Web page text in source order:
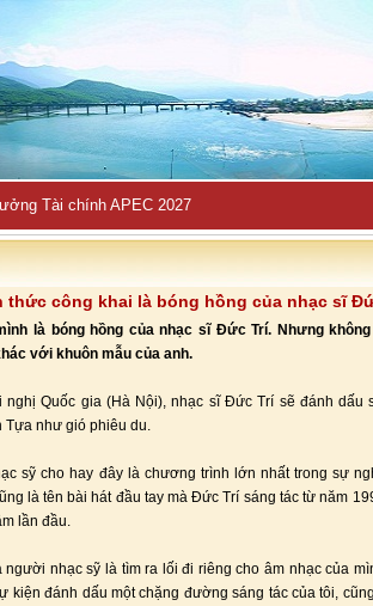
Tài chính APEC 2027
thức công khai là bóng hồng của nhạc sĩ
là bóng hồng của nhạc sĩ Đức Trí. Nhưng
với khuôn mẫu của anh.
nghị Quốc gia (Hà Nội), nhạc sĩ Đức Trí sẽ đánh dấu
Tựa như gió phiêu du.
sỹ cho hay đây là chương trình lớn nhất trong sự
là tên bài hát đầu tay mà Đức Trí sáng tác từ năm
lần đầu.
người nhạc sỹ là tìm ra lối đi riêng cho âm nhạc của
kiện đánh dấu một chặng đường sáng tác của tôi,